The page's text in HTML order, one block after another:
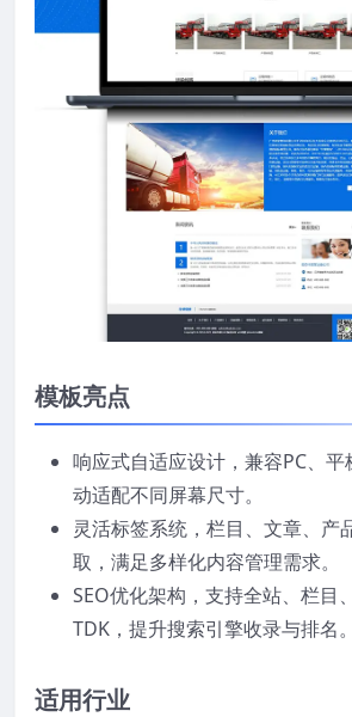
模板亮点
响应式自适应设计，兼容PC、
动适配不同屏幕尺寸。
灵活标签系统，栏目、文章、产
取，满足多样化内容管理需求。
SEO优化架构，支持全站、栏目
TDK，提升搜索引擎收录与排名。
适用行业